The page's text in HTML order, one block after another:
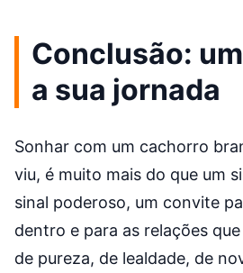
Conclusão:
a sua jornada
Sonhar com um cachorro
viu, é muito mais do que um
sinal poderoso, um convite
dentro e para as relações
de pureza, de lealdade, de